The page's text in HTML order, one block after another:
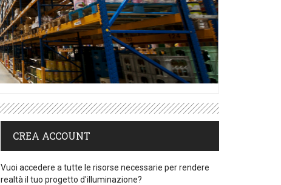
CREA ACCOUNT
Vuoi accedere a tutte le risorse necessarie per rendere
realtà il tuo progetto d'illuminazione?